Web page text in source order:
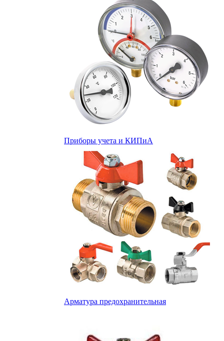
Приборы учета и КИПиА
Арматура предохранительная